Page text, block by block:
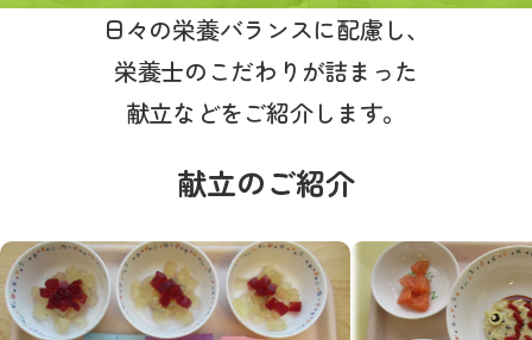
お食事
保育園見学
写真販売サービス
日々の栄養バランスに配慮し、
栄養士のこだわりが詰まった
献立などをご紹介します。
献立のご紹介